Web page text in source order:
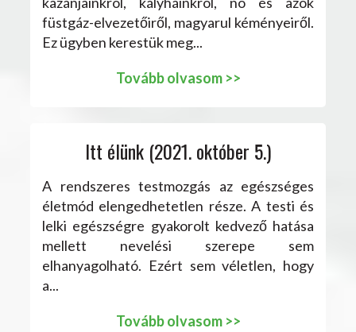
füstgáz-elvezetőiről, magyarul kéményeiről.
Ez ügyben kerestük meg...
Tovább olvasom >>
Itt élünk (2021. október 5.)
A rendszeres testmozgás az egészséges
életmód elengedhetetlen része. A testi és
lelki egészségre gyakorolt kedvező hatása
mellett nevelési szerepe sem
elhanyagolható. Ezért sem véletlen, hogy
a...
Tovább olvasom >>